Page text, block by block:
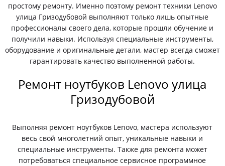
простому ремонту. Именно поэтому ремонт техники Lenovo
улица Гризодубовой выполняют только лишь опытные
профессионалы своего дела, которые прошли обучение и
получили навыки. Используя специальные инструменты,
оборудование и оригинальные детали, мастер всегда сможет
гарантировать качество выполненной работы.
Ремонт ноутбуков Lenovo улица
Гризодубовой
Выполняя ремонт ноутбуков Lenovo, мастера используют
весь свой многолетний опыт, уникальные навыки и
специальные инструменты. Также для ремонта может
потребоваться специальное сервисное программное